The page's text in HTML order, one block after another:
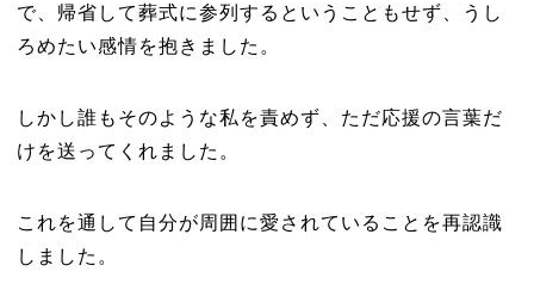
で、帰省して葬式に参列するということもせず、うし
ろめたい感情を抱きました。
しかし誰もそのような私を責めず、ただ応援の言葉だ
けを送ってくれました。
これを通して自分が周囲に愛されていることを再認識
しました。